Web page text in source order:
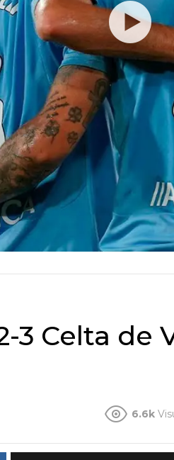
3 Celta de
6.6k